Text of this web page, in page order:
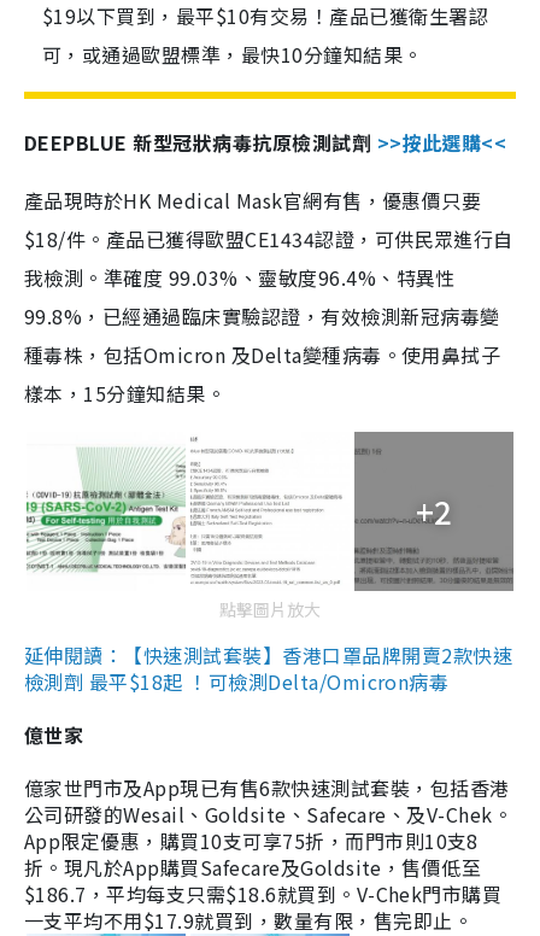
$19以下買到，最平$10有交易！產品已獲衛生署認
可，或通過歐盟標準，最快10分鐘知結果。
DEEPBLUE 新型冠狀病毒抗原檢測試劑 >>按此選購<<
產品現時於HK Medical Mask官網有售，優惠價只要
$18/件。產品已獲得歐盟CE1434認證，可供民眾進行自
我檢測。準確度 99.03%、靈敏度96.4%、特異性
99.8%，已經通過臨床實驗認證，有效檢測新冠病毒變
種毒株，包括Omicron 及Delta變種病毒。使用鼻拭子
樣本，15分鐘知結果。
+2
點擊圖片放大
延伸閱讀：【快速測試套裝】香港口罩品牌開賣2款快速
檢測劑 最平$18起 ！可檢測Delta/Omicron病毒
億世家
億家世門市及App現已有售6款快速測試套裝，包括香港
公司研發的Wesail、Goldsite、Safecare、及V-Chek。
App限定優惠，購買10支可享75折，而門市則10支8
折。現凡於App購買Safecare及Goldsite，售價低至
$186.7，平均每支只需$18.6就買到。V-Chek門市購買
一支平均不用$17.9就買到，數量有限，售完即止。